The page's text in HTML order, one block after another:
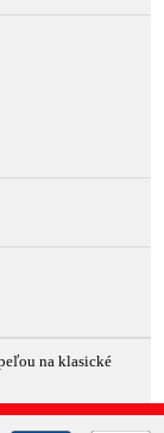
na klasické